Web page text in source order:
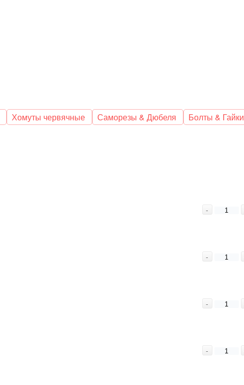
Хомуты червячные Саморезы & Дюбеля Болты & Гайки
-
-
-
-